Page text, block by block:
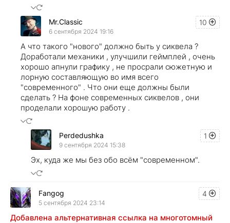
10
Mr.Classic
6 сентября 2024 19:16
А что такого "нового" должно быть у сиквела ?
Доработали механики , улучшили геймплей , очень
хорошо апнули графику , не просрали сюжетную и
лорную составляющую во имя всего
"современного" . Что они еще должны были
сделать ? На фоне современных сиквелов , они
проделали хорошую работу .
1
Perdedushka
9 сентября 2024 15:38
Эх, куда же мы без обо всём "современном".
4
Fangog
5 сентября 2024 23:14
Добавлена альтернативная ссылка на многотомный